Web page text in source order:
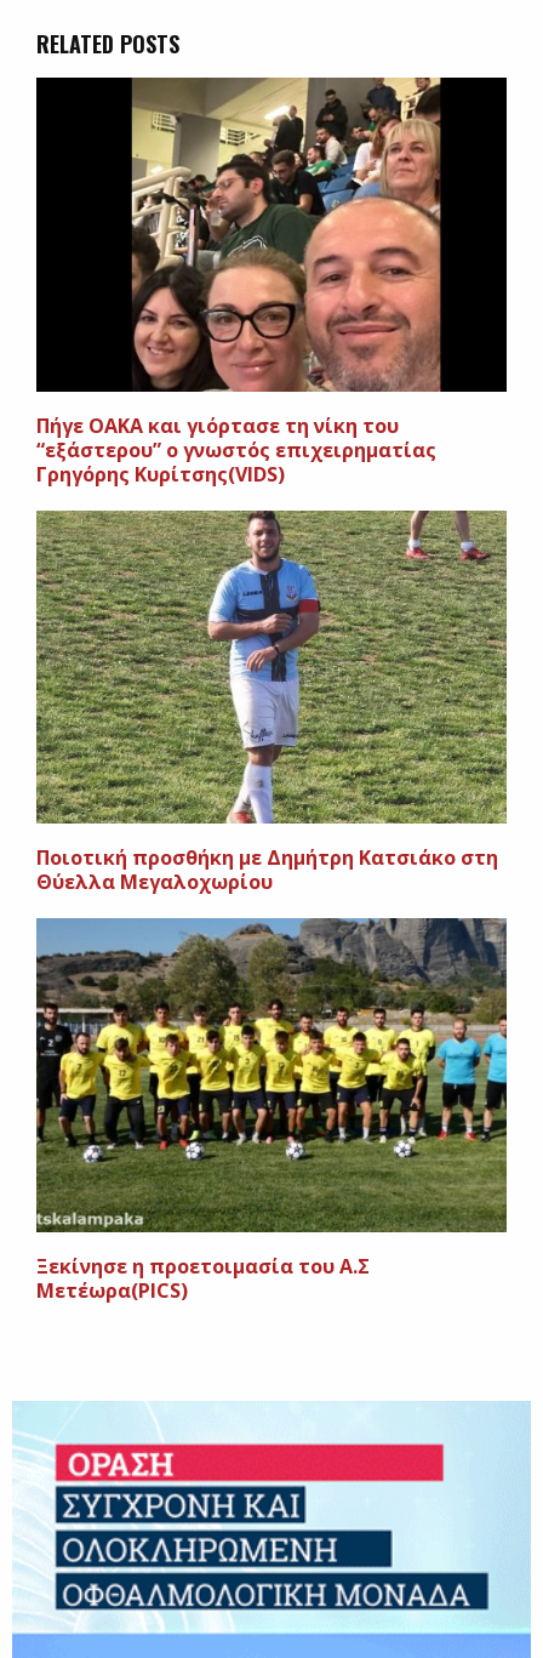
RELATED POSTS
Πήγε ΟΑΚΑ και γιόρτασε τη νίκη του
“εξάστερου” ο γνωστός επιχειρηματίας
Γρηγόρης Κυρίτσης(VIDS)
Ποιοτική προσθήκη με Δημήτρη Κατσιάκο στη
Θύελλα Μεγαλοχωρίου
Ξεκίνησε η προετοιμασία του Α.Σ
Μετέωρα(PICS)